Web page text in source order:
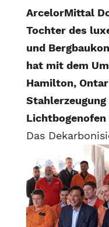
ArcelorMittal
Tochter des
und
hat mit dem
Hamilton,
Lichtbogenofen
Das